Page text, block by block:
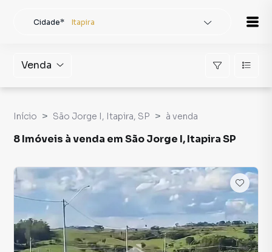
Cidade* Itapira
Venda
Início São Jorge I, Itapira, SP à venda
8 Imóveis à venda em São Jorge I, Itapira SP